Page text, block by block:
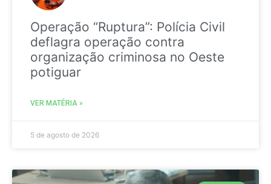
Operação “Ruptura”: Polícia Civil
deflagra operação contra
organização criminosa no Oeste
potiguar
VER MATÉRIA »
5 de agosto de 2026